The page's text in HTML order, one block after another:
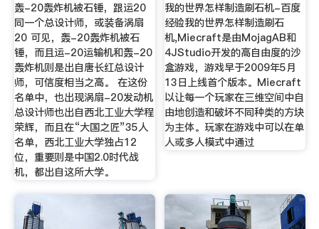
轰-20轰炸机被石锤，跟运20
同一个总设计师，或装备涡扇
20 可见，轰-20轰炸机被石
锤，而且运-20运输机和轰-20
轰炸机则是出自唐长红总设计
师，可信度相当之高。 在这份
名单中，也出现涡扇-20发动机
总设计师也出自西北工业大学程
荣辉，而且在“大国之匠”35人
名单，西北工业大学独占12
位，重要则是中国2.0时代战
机，都出自这所大学。
我的世界怎样制造刷石机-百度
经验我的世界怎样制造刷石
机,Miecraft是由MojagAB和
4JStudio开发的高自由度的沙
盒游戏，游戏早于2009年5月
13日上线首个版本。Miecraft
以让每一个玩家在三维空间中自
由地创造和破坏不同种类的方块
为主体。玩家在游戏中可以在单
人或多人模式中通过